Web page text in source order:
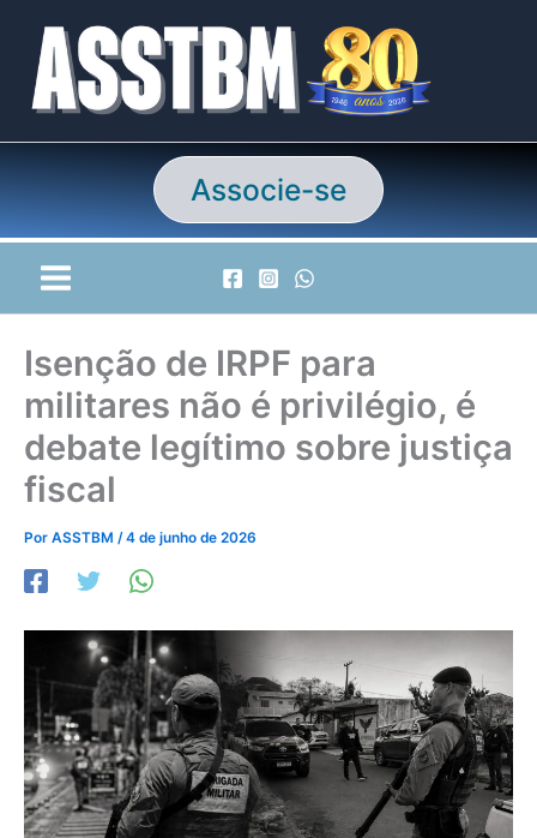
conteúdo
Associe-se
Isenção de IRPF para
militares não é privilégio, é
debate legítimo sobre justiça
fiscal
Por ASSTBM /4 de junho de 2026